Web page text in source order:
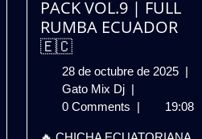
PACK VOL.9 | FULL
RUMBA ECUADOR
🇪🇨
28 de octubre de 2025 28|
Gato Mix Dj CHICHA
|
0 Comments | 19:08